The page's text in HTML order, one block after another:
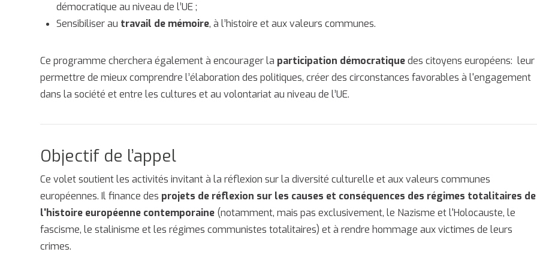
démocratique au niveau de l’UE ;
Sensibiliser au travail de mémoire, à l’histoire et aux valeurs communes.
Ce programme cherchera également à encourager la participation démocratiquedes citoyens européens: leur
permettre de mieux comprendre l’élaboration des politiques, créer des circonstances favorables à l'engagement
dans la société et entre les cultures et au volontariat au niveau de l’UE.
Objectif de l’appel
Ce volet soutient les activités invitant à la réflexion sur la diversité culturelle et aux valeurs communes
européennes. Il finance des projets de réflexion sur les causes et conséquences des régimes totalitaires de
l'histoire européenne contemporaine (notamment, mais pas exclusivement, le Nazisme et l'Holocauste, le
fascisme, le stalinisme et les régimes communistes totalitaires) et à rendre hommage aux victimes de leurs
crimes.